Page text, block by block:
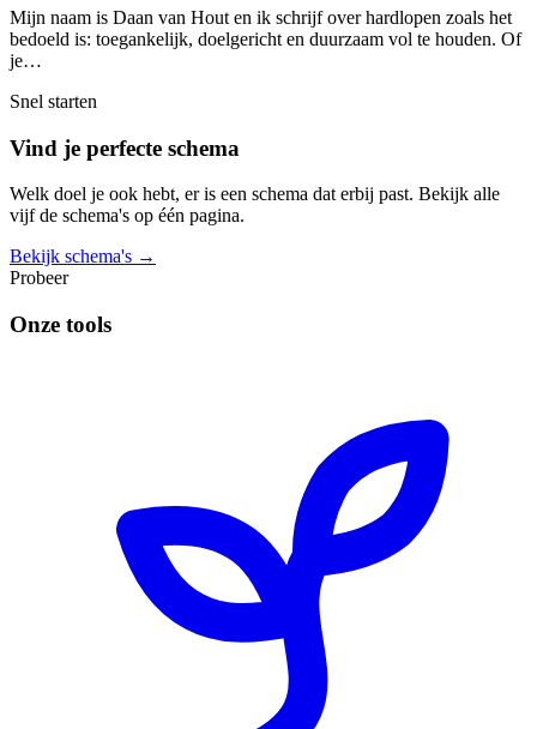
Mijn naam is Daan van Hout en ik schrijf over hardlopen zoals het
bedoeld is: toegankelijk, doelgericht en duurzaam vol te houden. Of
je…
Snel starten
Vind je perfecte schema
Welk doel je ook hebt, er is een schema dat erbij past. Bekijk alle
vijf de schema's op één pagina.
Bekijk schema's →
Probeer
Onze tools